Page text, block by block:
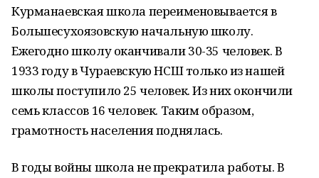
Курманаевская школа переименовывается в
Большесухоязовскую начальную школу.
Ежегодно школу оканчивали 30-35 человек. В
1933 году в Чураевскую НСШ только из нашей
школы поступило 25 человек. Из них окончили
семь классов 16 человек. Таким образом,
грамотность населения поднялась.
В годы войны школа не прекратила работы. В